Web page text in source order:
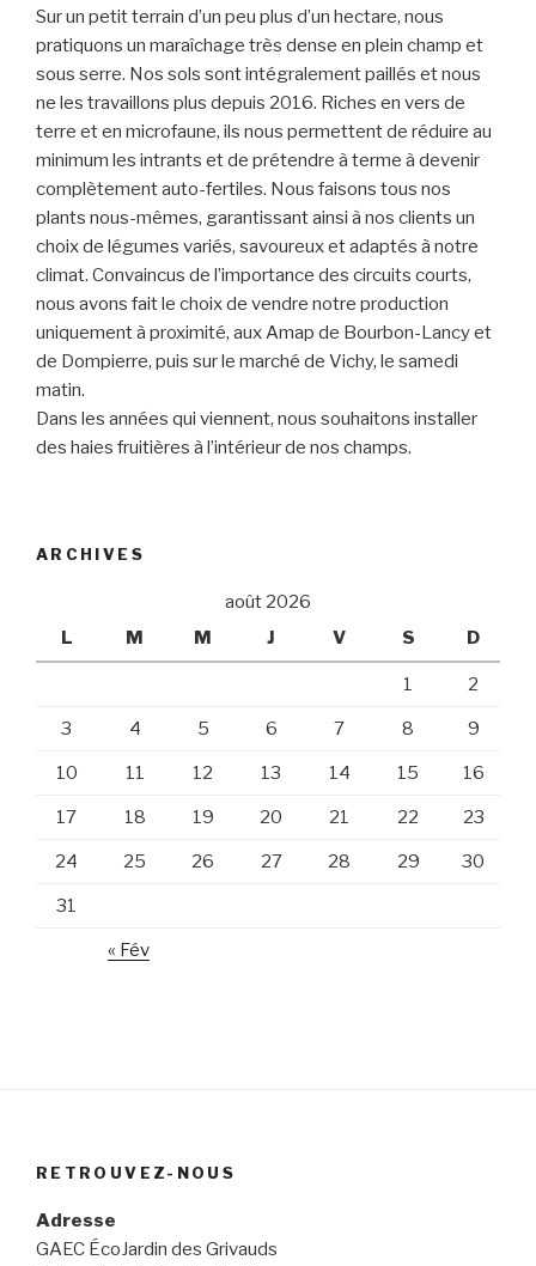
Sur un petit terrain d’un peu plus d’un hectare, nous
pratiquons un maraîchage très dense en plein champ et
sous serre. Nos sols sont intégralement paillés et nous
ne les travaillons plus depuis 2016. Riches en vers de
terre et en microfaune, ils nous permettent de réduire au
minimum les intrants et de prétendre à terme à devenir
complètement auto-fertiles. Nous faisons tous nos
plants nous-mêmes, garantissant ainsi à nos clients un
choix de légumes variés, savoureux et adaptés à notre
climat. Convaincus de l’importance des circuits courts,
nous avons fait le choix de vendre notre production
uniquement à proximité, aux Amap de Bourbon-Lancy et
de Dompierre, puis sur le marché de Vichy, le samedi
matin.
Dans les années qui viennent, nous souhaitons installer
des haies fruitières à l’intérieur de nos champs.
ARCHIVES
août 2026
L
M M J V S D
1 2
3 4 5 6 7 8 9
10 11 12 13 14 15 16
17 18 19 20 21 22 23
24 25 26 27 28 29 30
31
« Fév
RETROUVEZ-NOUS
Adresse
GAEC ÉcoJardin des Grivauds